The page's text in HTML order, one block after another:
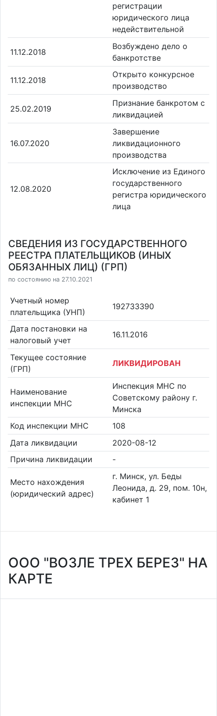
регистрации
юридического лица
недействительной
11.12.2018
Возбуждено дело о
банкротстве
11.12.2018
Открыто конкурсное
производство
25.02.2019
Признание банкротом с
ликвидацией
16.07.2020
Завершение
ликвидационного
производства
12.08.2020
Исключение из Единого
государственного
регистра юридического
лица
СВЕДЕНИЯ ИЗ ГОСУДАРСТВЕННОГО
РЕЕСТРА ПЛАТЕЛЬЩИКОВ (ИНЫХ
ОБЯЗАННЫХ ЛИЦ) (ГРП)
по состоянию на 27.10.2021
Учетный номер
плательщика (УНП)
192733390
Дата постановки на
налоговый учет
16.11.2016
Текущее состояние
(ГРП)
ЛИКВИДИРОВАН
Наименование
инспекции МНС
Инспекция МНС по
Советскому району г.
Минска
Код инспекции МНС
108
Дата ликвидации
2020-08-12
Причина ликвидации
-
Место нахождения
(юридический адрес)
г. Минск, ул. Беды
Леонида, д. 29, пом. 10н,
кабинет 1
ООО "ВОЗЛЕ ТРЕХ БЕРЕЗ" НА
КАРТЕ